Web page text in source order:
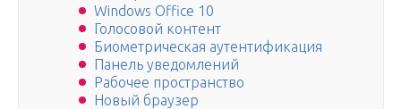
Windows Office 10
Голосовой контент
Биометрическая аутентификация
Панель уведомлений
Рабочее пространство
Новый браузер